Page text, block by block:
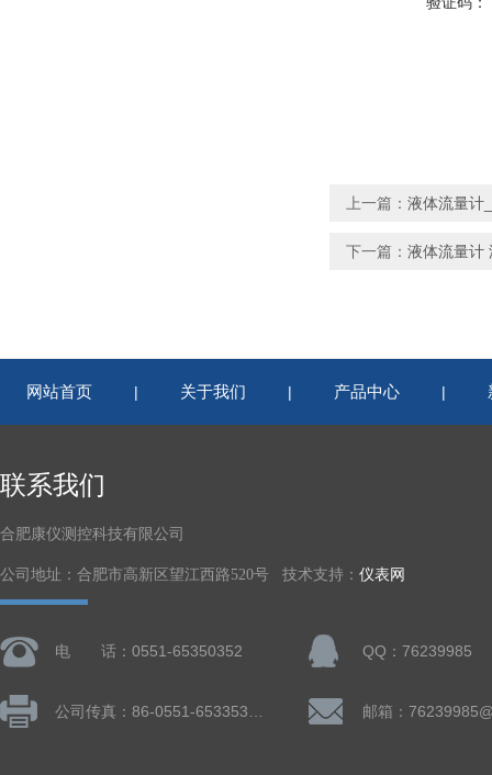
上一篇： 液体流量计
下一篇： 液体流量计
网站首页 | 关于我们 | 产品中心 |
联系我们
合肥康仪测控科技有限公司
公司地址：合肥市高新区望江西路520号 技术支持： 仪表网
电 话：0551-65350352 QQ：76239985
邮箱：